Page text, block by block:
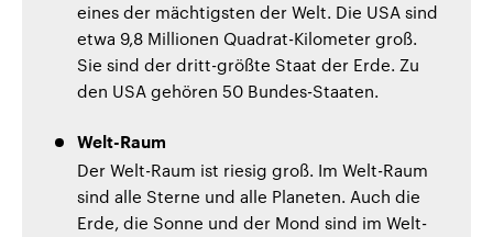
eines der mächtigsten der Welt. Die USA sind
etwa 9,8 Millionen Quadrat-Kilometer groß.
Sie sind der dritt-größte Staat der Erde. Zu
den USA gehören 50 Bundes-Staaten.
Welt-Raum
Der Welt-Raum ist riesig groß. Im Welt-Raum
sind alle Sterne und alle Planeten. Auch die
Erde, die Sonne und der Mond sind im Welt-